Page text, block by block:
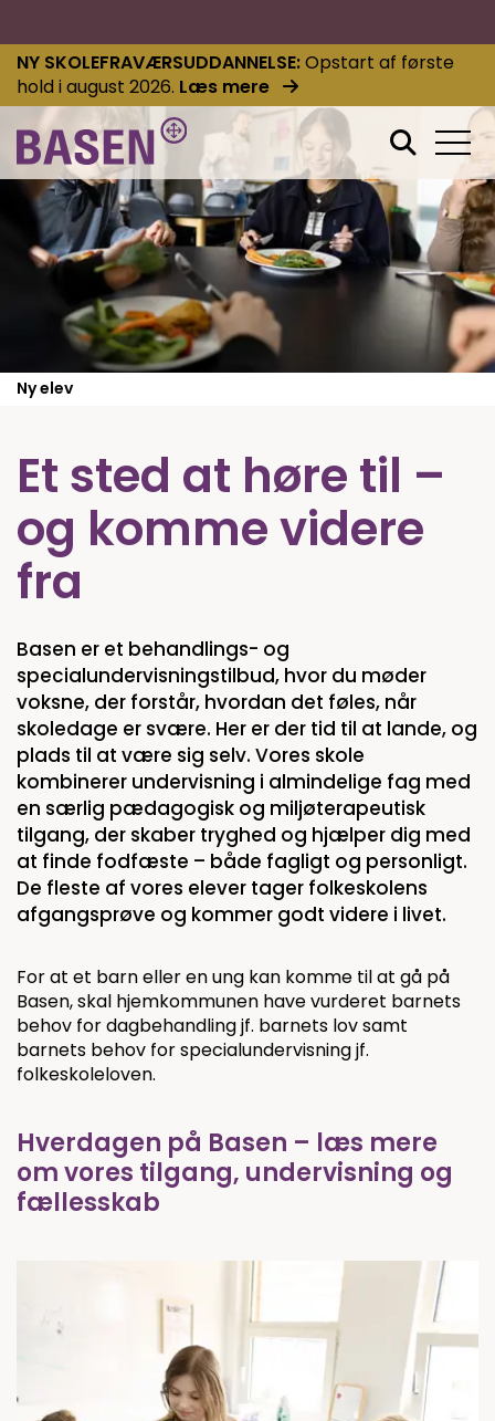
NY SKOLEFRAVÆRSUDDANNELSE Opstart af første
hold i august 2026. Læs mere
Ny elev
Et sted at høre til –
og komme videre
fra
Basen er et behandlings- og
specialundervisningstilbud, hvor du møder
voksne, der forstår, hvordan det føles, når
skoledage er svære. Her er der tid til at lande, og
plads til at være sig selv. Vores skole
kombinerer undervisning i almindelige fag med
en særlig pædagogisk og miljøterapeutisk
tilgang, der skaber tryghed og hjælper dig med
at finde fodfæste – både fagligt og personligt.
De fleste af vores elever tager folkeskolens
afgangsprøve og kommer godt videre i livet.
For at et barn eller en ung kan komme til at gå på
Basen, skal hjemkommunen have vurderet barnets
behov for dagbehandling jf. barnets lov samt
barnets behov for specialundervisning jf.
folkeskoleloven.
Hverdagen på Basen – læs mere
om vores tilgang, undervisning og
fællesskab